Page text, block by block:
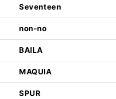
Seventeen
non-no
BAILA
MAQUIA
SPUR